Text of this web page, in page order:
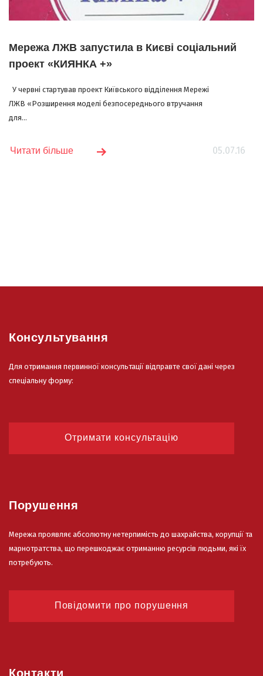
Мережа ЛЖВ запустила в Києві соціальний
проект «КИЯНКА +»
У червні стартував проект Київського відділення Мережі
ЛЖВ «Розширення моделі безпосереднього втручання
для...
05.07.16
Читати більше
Консультування
Для отримання первинної консультації відправте свої дані через
спеціальну форму:
Отримати консультацію
Порушення
Мережа проявляє абсолютну нетерпимість до шахрайства, корупції та
марнотратства, що перешкоджає отриманню ресурсів людьми, які їх
потребують.
Повідомити про порушення
Контакти